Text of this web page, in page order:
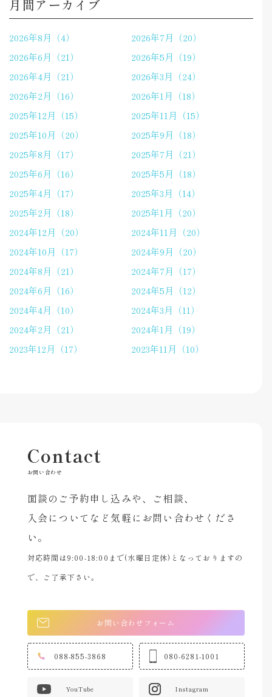
月間アーカイブ
2026年8月（4）
2026年7月（20）
2026年6月（21）
2026年5月（19）
2026年4月（21）
2026年3月（24）
2026年2月（16）
2026年1月（18）
2025年12月（15）
2025年11月（15）
2025年10月（20）
2025年9月（18）
2025年8月（17）
2025年7月（21）
2025年6月（16）
2025年5月（18）
2025年4月（17）
2025年3月（14）
2025年2月（18）
2025年1月（20）
2024年12月（20）
2024年11月（20）
2024年10月（17）
2024年9月（20）
2024年8月（21）
2024年7月（17）
2024年6月（16）
2024年5月（12）
2024年4月（10）
2024年3月（11）
2024年2月（21）
2024年1月（19）
2023年12月（17）
2023年11月（10）
Contact
お問い合わせ
面談のご予約申し込みや、ご相談、
入会についてなど気軽にお問い合わせくださ
い。
対応時間は9:00-18:00まで(水曜日定休)となっておりますの
で、ご了承下さい。
お問い合わせフォーム
088-855-3868 080-6281-1001
YouTube Instagram